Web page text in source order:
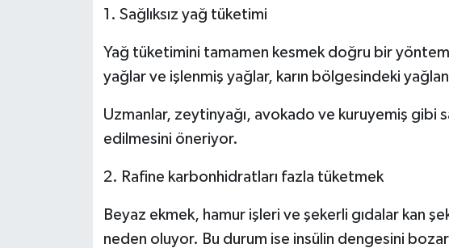
1. Sağlıksız yağ tüketimi
Yağ tüketimini tamamen kesmek doğru bir
yağlar ve işlenmiş yağlar, karın bölgesindeki
Uzmanlar, zeytinyağı, avokado ve kuruyemiş gibi
edilmesini öneriyor.
2. Rafine karbonhidratları fazla tüketmek
Beyaz ekmek, hamur işleri ve şekerli gıdalar kan
neden oluyor. Bu durum ise insülin dengesini